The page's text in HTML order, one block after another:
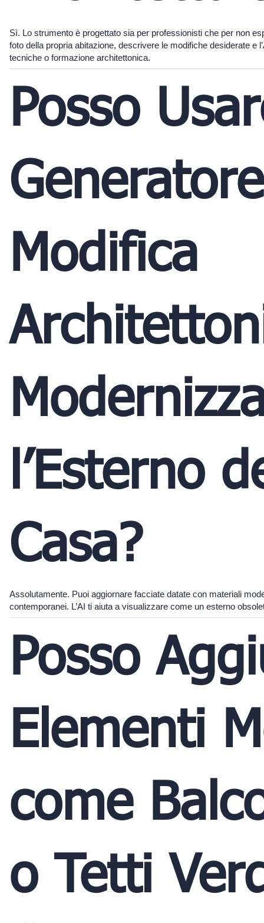
Sì. Lo strumento è progettato sia per professionisti che per non
foto della propria abitazione, descrivere le modifiche desiderate e
tecniche o formazione architettonica.
Posso
Modifica
l’Esterno
Casa?
Assolutamente. Puoi aggiornare facciate datate con materiali
contemporanei. L’AI ti aiuta a visualizzare come un esterno
Posso
Elementi
come
o Tetti